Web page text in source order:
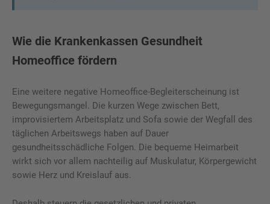
Wie die Krankenkassen Gesundheit
Homeoffice fördern
Eine weitere negative Homeoffice-Begleiterscheinung ist
Bewegungsmangel. Die kurzen Wege zwischen Bett,
improvisiertem Arbeitsplatz und Sofa sowie der Wegfall des
täglichen Arbeitswegs haben auf Dauer
gesundheitsschädliche Folgen. Die bequeme Heimarbeit
wirkt sich vor allem nachteilig auf Muskulatur, Körpergewicht
sowie Herz und Kreislauf aus.